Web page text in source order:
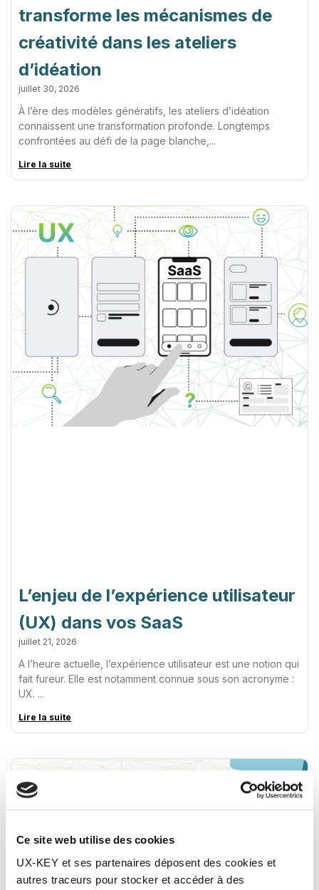
Ce site web utilise des cookies
UX-KEY et ses partenaires déposent des cookies et
autres traceurs pour stocker et accéder à des
transforme les mécanismes de
créativité dans les ateliers
d’idéation
juillet 30, 2026
À l’ère des modèles génératifs, les ateliers d’idéation
connaissent une transformation profonde. Longtemps
confrontées au défi de la page blanche,
Lire la suite
L’enjeu de l’expérience utilisateur
(UX) dans vos SaaS
juillet 21, 2026
A l’heure actuelle, l’expérience utilisateur est une notion qui
fait fureur. Elle est notamment connue sous son acronyme :
UX.
Lire la suite